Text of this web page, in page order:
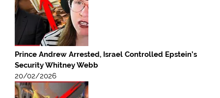
Prince Andrew Arrested, Israel Controlled Epstein’s
Security Whitney Webb
20/02/2026